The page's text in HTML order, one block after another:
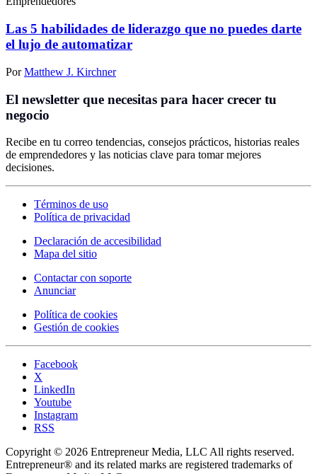
Las 5 habilidades de liderazgo que no puedes darte
el lujo de automatizar
PorMatthew J. Kirchner
El newsletter que necesitas para hacer crecer tu
negocio
Recibe en tu correo tendencias, consejos prácticos, historias reales
de emprendedores y las noticias clave para tomar mejores
decisiones.
Términos de uso
Política de privacidad
Declaración de accesibilidad
Mapa del sitio
Contactar con soporte
Anunciar
Política de cookies
Gestión de cookies
Facebook
X
LinkedIn
Youtube
Instagram
RSS
Copyright © 2026 Entrepreneur Media, LLC All rights reserved.
Entrepreneur® and its related marks are registered trademarks of